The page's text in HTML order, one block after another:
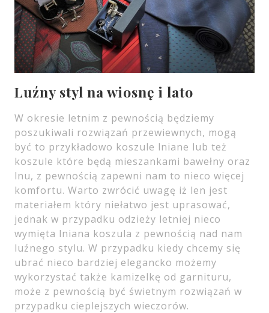
Luźny styl na wiosnę i lato
W okresie letnim z pewnością będziemy
poszukiwali rozwiązań przewiewnych, mogą
być to przykładowo koszule lniane lub też
koszule które będą mieszankami bawełny oraz
lnu, z pewnością zapewni nam to nieco więcej
komfortu. Warto zwrócić uwagę iż len jest
materiałem który niełatwo jest uprasować,
jednak w przypadku odzieży letniej nieco
wymięta lniana koszula z pewnością nad nam
luźnego stylu. W przypadku kiedy chcemy się
ubrać nieco bardziej elegancko możemy
wykorzystać także kamizelkę od garnituru,
może z pewnością być świetnym rozwiązań w
przypadku cieplejszych wieczorów.